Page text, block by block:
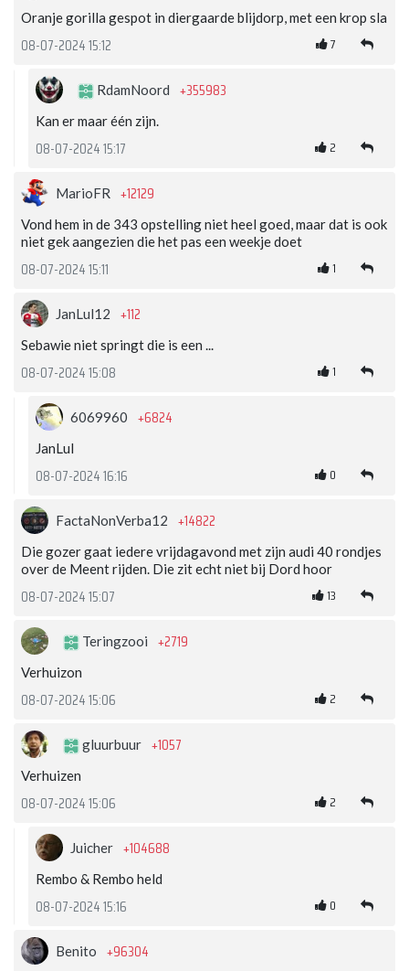
Oranje gorilla gespot in diergaarde blijdorp, met een krop sla
08-07-2024 15:12 7
RdamNoord +355983
Kan er maar één zijn.
08-07-2024 15:17 2
MarioFR +12129
Vond hem in de 343 opstelling niet heel goed, maar dat is ook
niet gek aangezien die het pas een weekje doet
08-07-2024 15:11 1
JanLul12 +112
Sebawie niet springt die is een ...
08-07-2024 15:08 1
6069960 +6824
JanLul
08-07-2024 16:16 0
FactaNonVerba12 +14822
Die gozer gaat iedere vrijdagavond met zijn audi 40 rondjes
over de Meent rijden. Die zit echt niet bij Dord hoor
08-07-2024 15:07 13
Teringzooi +2719
Verhuizon
08-07-2024 15:06 2
gluurbuur +1057
Verhuizen
08-07-2024 15:06 2
Juicher +104688
Rembo & Rembo held
08-07-2024 15:16 0
Benito +96304